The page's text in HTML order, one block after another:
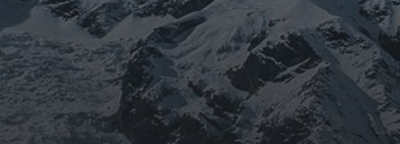
CATÉGORIES
Conférences
conférences échecs
Echecs